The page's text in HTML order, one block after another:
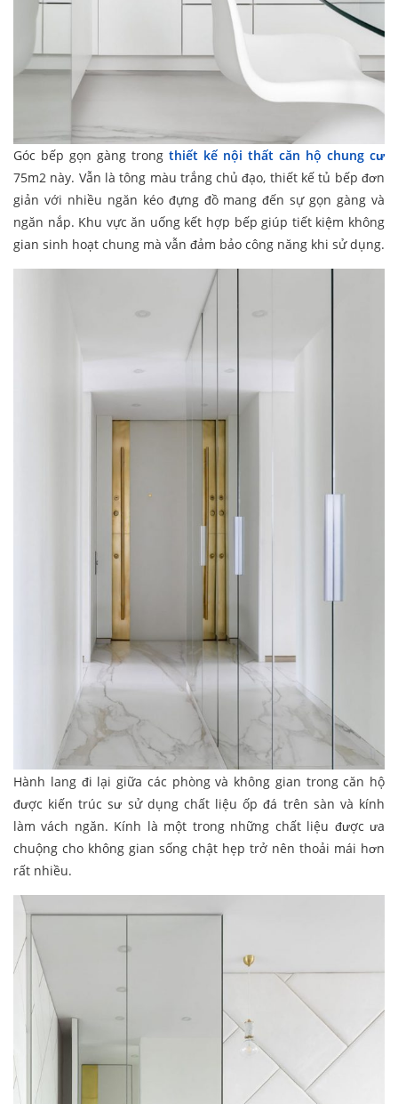
Góc bếp gọn gàng trong thiết kế nội thất căn hộ chung cư
75m2 này. Vẫn là tông màu trắng chủ đạo, thiết kế tủ bếp đơn
giản với nhiều ngăn kéo đựng đồ mang đến sự gọn gàng và
ngăn nắp. Khu vực ăn uống kết hợp bếp giúp tiết kiệm không
gian sinh hoạt chung mà vẫn đảm bảo công năng khi sử dụng.
Hành lang đi lại giữa các phòng và không gian trong căn hộ
được kiến trúc sư sử dụng chất liệu ốp đá trên sàn và kính
làm vách ngăn. Kính là một trong những chất liệu được ưa
chuộng cho không gian sống chật hẹp trở nên thoải mái hơn
rất nhiều.